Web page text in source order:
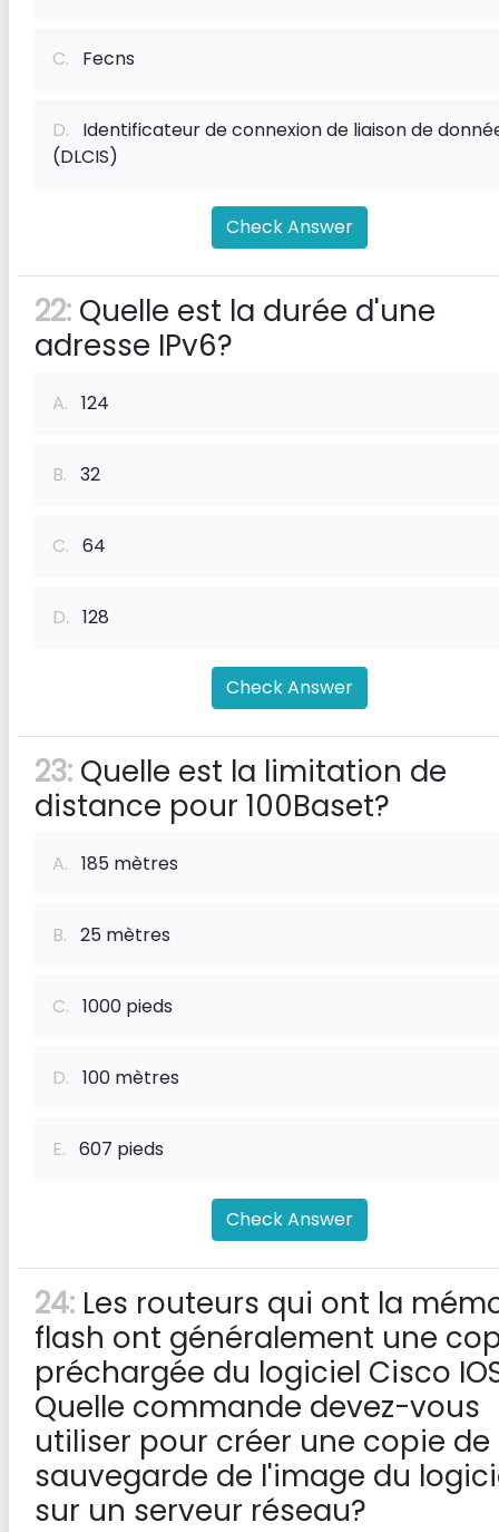
C. Fecns
D. Identificateur de connexion de liaison de
(DLCIS)
Check Answer
22: Quelle est la durée d'une
adresse IPv6?
A. 124
B. 32
C. 64
D. 128
Check Answer
23: Quelle est la limitation de
distance pour 100Baset?
A. 185 mètres
B. 25 mètres
C. 1000 pieds
D. 100 mètres
E. 607 pieds
Check Answer
24: Les routeurs qui ont la
flash ont généralement une
préchargée du logiciel Cisco
Quelle commande devez-vous
utiliser pour créer une copie de
sauvegarde de l'image du
sur un serveur réseau?